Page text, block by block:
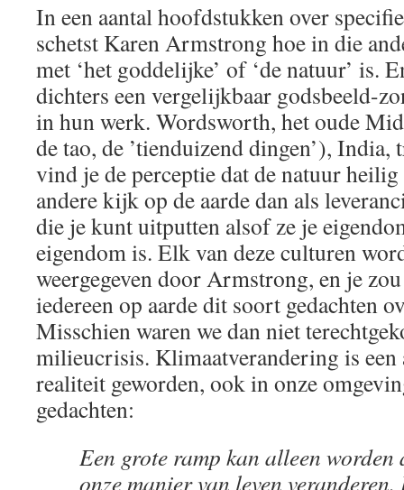
In een aantal hoofdstukken over
schetst Karen Armstrong hoe in die
met ‘het goddelijke’ of ‘de natuur’ is.
dichters een vergelijkbaar godsbeeld-
in hun werk. Wordsworth, het oude
de tao, de ’tienduizend dingen’),
vind je de perceptie dat de natuur
andere kijk op de aarde dan als
die je kunt uitputten alsof ze je
eigendom is. Elk van deze culturen
weergegeven door Armstrong, en je
iedereen op aarde dit soort gedachten
Misschien waren we dan niet
milieucrisis. Klimaatverandering is een
realiteit geworden, ook in onze
gedachten:
Een grote ramp kan alleen worden
onze manier van leven